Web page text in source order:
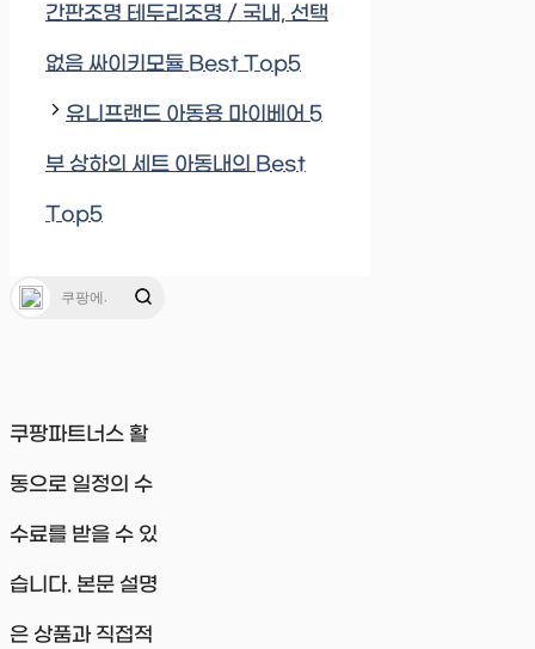
간판조명 테두리조명 / 국내, 선택
없음 싸이키모듈 Best Top5
유니프랜드 아동용 마이베어 5
부 상하의 세트 아동내의 Best
Top5
쿠팡파트너스 활
동으로 일정의 수
수료를 받을 수 있
습니다. 본문 설명
은 상품과 직접적